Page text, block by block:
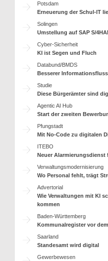
Potsdam
Erneuerung der Schul-IT
Solingen
Umstellung auf SAP S/
Cyber-Sicherheit
KI ist Segen und Fluch
Databund/BMDS
Besserer Informationsfluss
Studie
Diese Bürgerämter sind
Agentic AI Hub
Start der zweiten
Pfungstadt
Mit No-Code zu digitalen
ITEBO
Neuer
Verwaltungsmodernisierung
Wo Personal fehlt, trägt
Advertorial
Wie Verwaltungen mit KI
kommen
Baden-Württemberg
Kommunalregister vor
Saarland
Standesamt wird digital
Gewerbewesen